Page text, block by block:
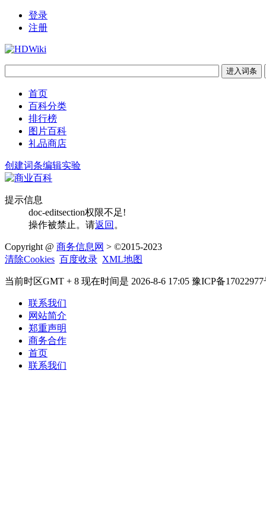
登录
注册
首页
百科分类
排行榜
图片百科
礼品商店
创建词条编辑实验
提示信息
doc-editsection权限不足!
操作被禁止。请返回 。
Copyright @ 商务信息网 > ©2015-2023
清除Cookies 百度收录 XML地图
当前时区GMT + 8 现在时间是 2026-8-6 17:05 豫ICP备17022977
联系我们
网站简介
郑重声明
商务合作
首页
联系我们